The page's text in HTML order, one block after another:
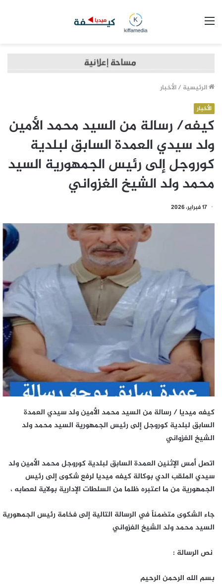
الرئيسية /الأخبار
الأخبار
كيفه/ رسالة من السيد محمد الأمين
ولد سيدي العمدة السابق لبلدية
كوروجل إلى رئيس الجمهورية السيد
محمد ولد الشيخ الغزواني
17 فبراير، 2026
كيفه ميديا / رسالة من السيد محمد الأمين ولد سيدي العمدة
السابق لبلدية كوروجل إلى رئيس الجمهورية السيد محمد ولد
الشيخ الغزواني
اتصل أمس الإثنين العمدة السابق لبلدية كوروجل محمد الأمين ولد
سيدي الملقب الدي بوكالة كيفه ميديا لرفع شكوى إلى رئيس
الجمهورية من ما اعتبره ظلما من السلطات الإدارية بولاية لعصابه ،
جاء الشكوى متضمناً في الرسالة التالية إلى فخامة رئيس الجمهورية
السيد محمد ولد الشيخ الغزواني
نص الرسالة :
بسم الله الرحمن الرحيم